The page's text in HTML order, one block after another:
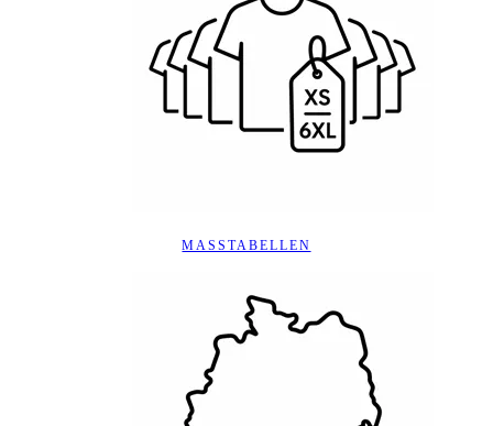
MASSTABELLEN